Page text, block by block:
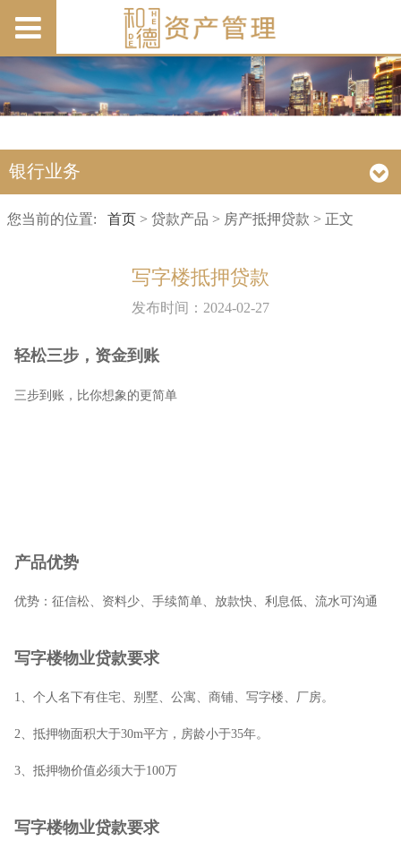
银行业务
您当前的位置: 首页> 贷款产品 > 房产抵押贷款 > 正文
写字楼抵押贷款
发布时间：2024-02-27
轻松三步，资金到账
三步到账，比你想象的更简单
产品优势
优势：征信松、资料少、手续简单、放款快、利息低、流水可沟通
写字楼物业贷款要求
1、个人名下有住宅、别墅、公寓、商铺、写字楼、厂房。
2、抵押物面积大于30m平方，房龄小于35年。
3、抵押物价值必须大于100万
写字楼物业贷款要求